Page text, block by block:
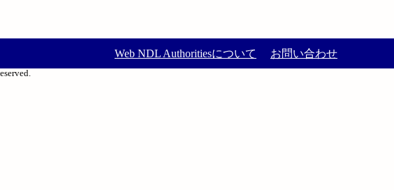
Web NDL Authoritiesについて お問い合わせ